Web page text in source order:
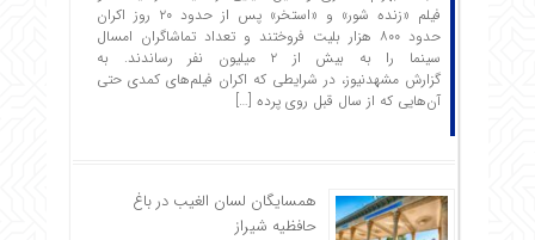
فیلم «زنده شور» و «استخر» پس از حدود ۲۰ روز اکران
حدود ۸۰۰ هزار بلیت فروختند و تعداد تماشاگران امسال
سینما را به بیش از ۲ میلیون نفر رساندند. به
گزارش مشهدنیوز، در شرایطی که اکران فیلم‌های کمدی حتی
آن‌هایی که از سال قبل روی پرده […]
همسایگان لسان الغیب در باغ
حافظیه شیراز